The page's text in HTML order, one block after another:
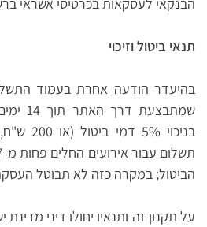
הבנקאי לעסקאות בכרטיסי אשראי
תנאי ביטול וזיכוי
בהיעדר הודעה אחרת בעמוד
בניכוי
הביטול; במקרה כזה לא תבוטל העסקה
על תקנון זה ותנאיו יחולו דיני